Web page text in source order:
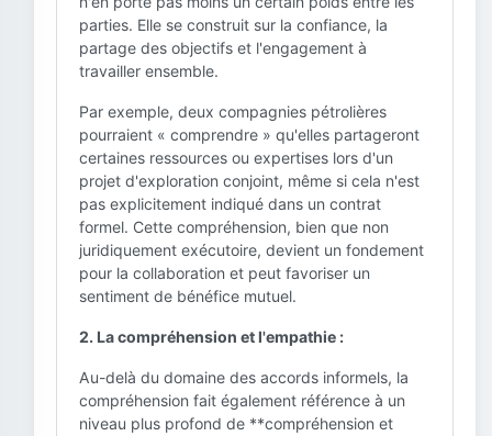
parties. Elle se construit sur la confiance, la
partage des objectifs et l'engagement à
travailler ensemble.
Par exemple, deux compagnies pétrolières
pourraient « comprendre » qu'elles partageront
certaines ressources ou expertises lors d'un
projet d'exploration conjoint, même si cela n'est
pas explicitement indiqué dans un contrat
formel. Cette compréhension, bien que non
juridiquement exécutoire, devient un fondement
pour la collaboration et peut favoriser un
sentiment de bénéfice mutuel.
2. La compréhension et l'empathie :
Au-delà du domaine des accords informels, la
compréhension fait également référence à un
niveau plus profond de **compréhension et